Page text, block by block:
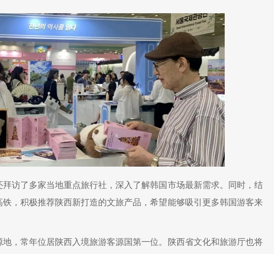
访了多家当地重点旅行社，深入了解韩国市场最新需求。同时，结
，积极推荐陕西新打造的文旅产品，希望能够吸引更多韩国游客来
，常年位居陕西入境旅游客源国第一位。陕西省文化和旅游厅也将